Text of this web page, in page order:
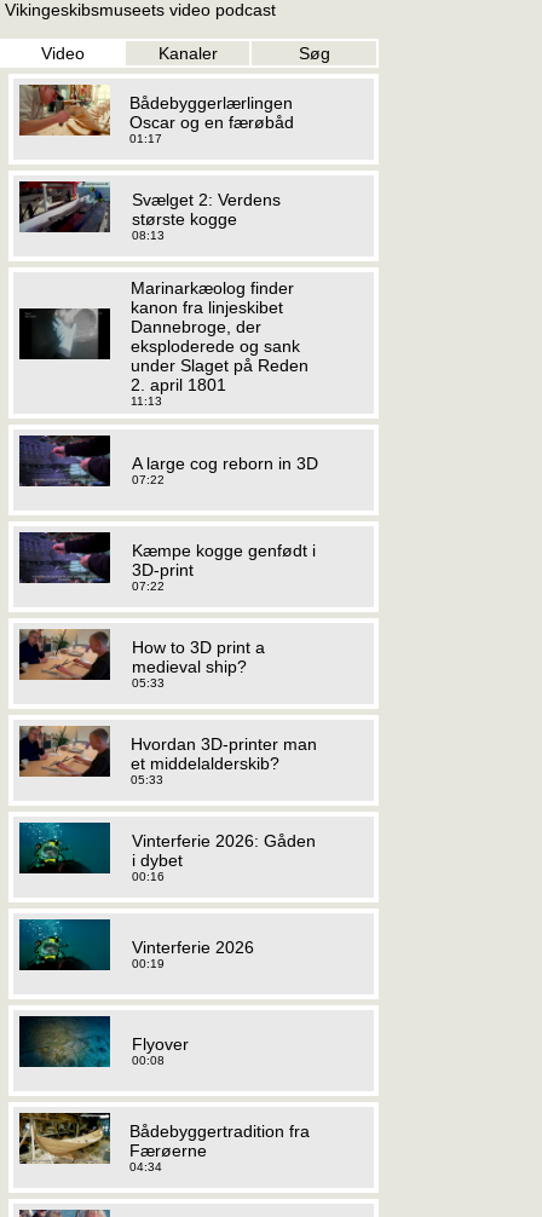
Vikingeskibsmuseets video podcast
Video Kanaler Søg
Bådebyggerlærlingen
Oscar og en færøbåd
01:17
Svælget 2: Verdens
største kogge
08:13
Marinarkæolog finder
kanon fra linjeskibet
Dannebroge, der
eksploderede og sank
under Slaget på Reden
2. april 1801
11:13
A large cog reborn in 3D
07:22
Kæmpe kogge genfødt i
3D-print
07:22
How to 3D print a
medieval ship?
05:33
Hvordan 3D-printer man
et middelalderskib?
05:33
Vinterferie 2026: Gåden
i dybet
00:16
Vinterferie 2026
00:19
Flyover
00:08
Bådebyggertradition fra
Færøerne
04:34